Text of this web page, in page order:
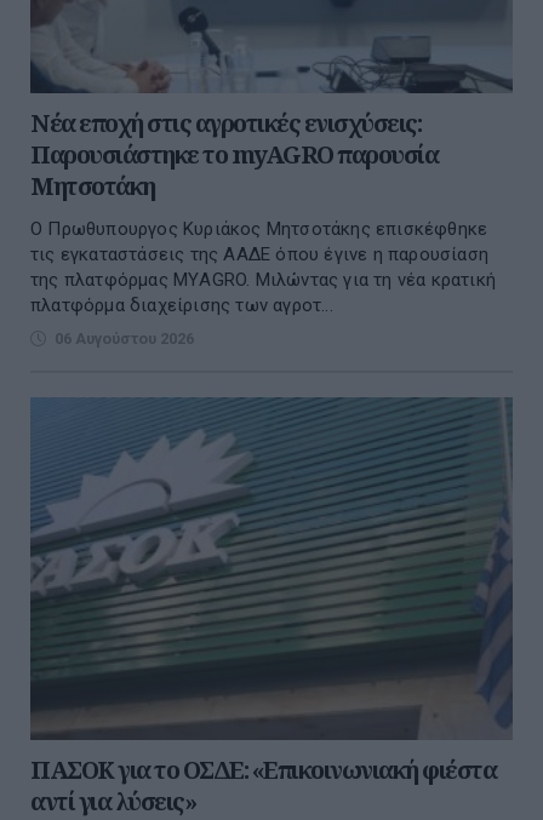
Νέα εποχή στις αγροτικές ενισχύσεις:
Παρουσιάστηκε το myAGRO παρουσία
Μητσοτάκη
O Πρωθυπουργος Κυριάκος Μητσοτάκης επισκέφθηκε
τις εγκαταστάσεις της ΑΑΔΕ όπου έγινε η παρουσίαση
της πλατφόρμας ΜΥAGRO. Μιλώντας για τη νέα κρατική
πλατφόρμα διαχείρισης των αγροτ...
06 Αυγούστου 2026
ΠΑΣΟΚ για το ΟΣΔΕ: «Επικοινωνιακή φιέστα
αντί για λύσεις»